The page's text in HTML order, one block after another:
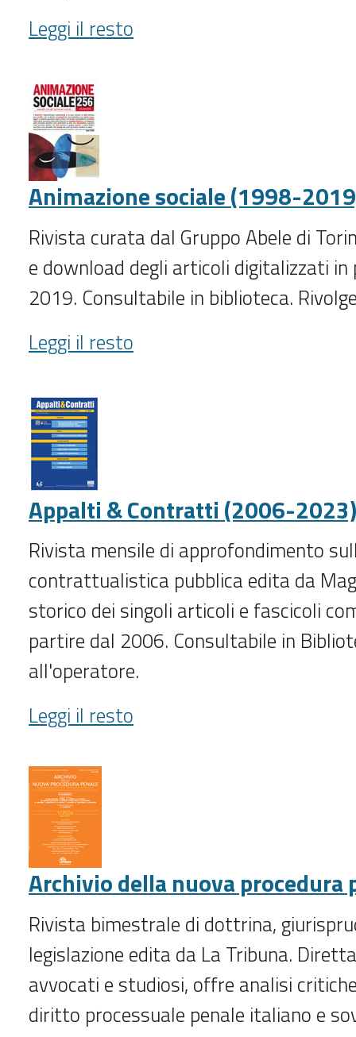
Analisi
giuridica
(2013-
-
Leggi il resto
Animazione sociale (1998-
Rivista curata dal Gruppo Abele di
e download degli articoli digitalizzati
2019. Consultabile in biblioteca.
Animazione
sociale
2019)
-
Leggi il resto
Appalti & Contratti (2006-2023)
Rivista mensile di approfondimento
contrattualistica pubblica edita da
storico dei singoli articoli e fascicoli
partire dal 2006. Consultabile in
all'operatore.
Appalti
&
(2006-
2023)
-
Leggi il resto
Archivio della nuova procedura
Rivista bimestrale di dottrina,
legislazione edita da La Tribuna.
avvocati e studiosi, offre analisi
diritto processuale penale italiano e